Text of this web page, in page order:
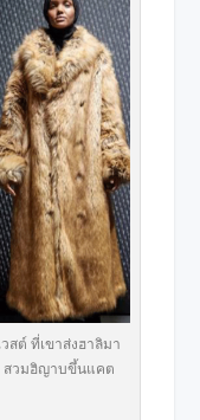
สต์ ที่เขาส่งฮาลิมา
สวมฮิญาบขึ้นแคต